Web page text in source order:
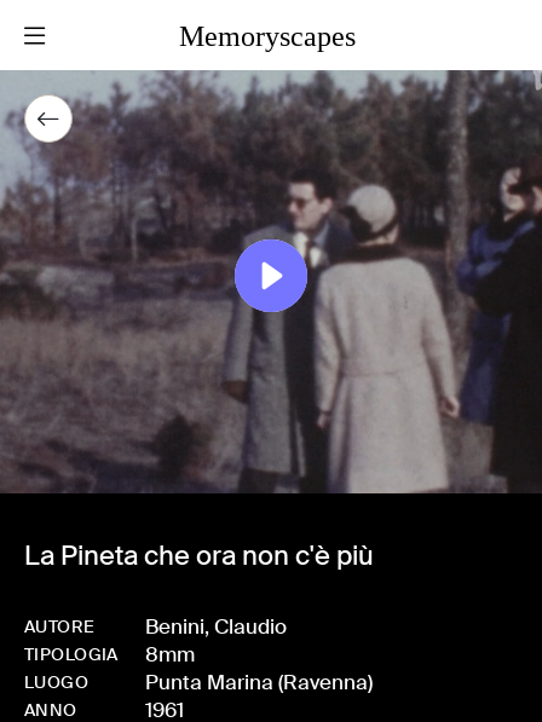
Memoryscapes
La Pineta che ora non c'è più
AUTORE Benini, Claudio
TIPOLOGIA 8mm
LUOGO Punta Marina (Ravenna)
ANNO 1961